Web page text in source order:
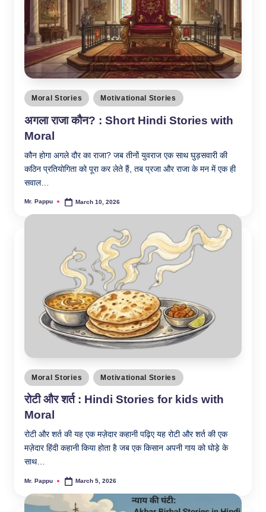
Posted
in
Moral Stories Motivational Stories
अगला राजा कौन? : Short Hindi Stories with
Moral
कौन होगा अगले दौर का राजा? जब तीनों युवराज एक साथ घुड़सवारी की
कठिन प्रतियोगिता को पूरा कर लेते हैं, तब प्रजा और राजा के मन में एक ही
सवाल…
Posted
Mr. Pappu March 10, 2026
Posted
in
Moral Stories Motivational Stories
रोटी और शर्त : Hindi Stories for kids with
Moral
रोटी और शर्त की यह एक मज़ेदार कहानी पढ़िए यह रोटी और शर्त की एक
मज़ेदार हिंदी कहानी किया होता है जब एक किसान अपनी गाय को घोड़े के
साथ…
Posted
Mr. Pappu March 5, 2026